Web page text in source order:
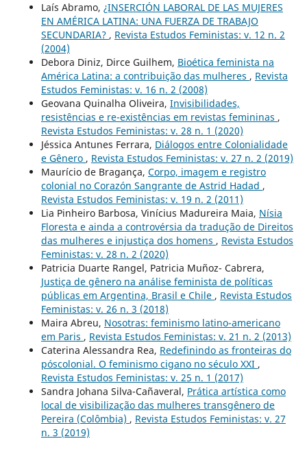
Laís Abramo, ¿INSERCIÓN LABORAL DE LAS MUJERES
EN AMÉRICA LATINA: UNA FUERZA DE TRABAJO
SECUNDARIA? , Revista Estudos Feministas: v. 12 n. 2
(2004)
Debora Diniz, Dirce Guilhem, Bioética feminista na
América Latina: a contribuição das mulheres , Revista
Estudos Feministas: v. 16 n. 2 (2008)
Geovana Quinalha Oliveira, Invisibilidades,
resistências e re-existências em revistas femininas ,
Revista Estudos Feministas: v. 28 n. 1 (2020)
Jéssica Antunes Ferrara, Diálogos entre Colonialidade
e Gênero , Revista Estudos Feministas: v. 27 n. 2 (2019)
Maurício de Bragança, Corpo, imagem e registro
colonial no Corazón Sangrante de Astrid Hadad ,
Revista Estudos Feministas: v. 19 n. 2 (2011)
Lia Pinheiro Barbosa, Vinícius Madureira Maia, Nísia
Floresta e ainda a controvérsia da tradução de Direitos
das mulheres e injustiça dos homens , Revista Estudos
Feministas: v. 28 n. 2 (2020)
Patricia Duarte Rangel, Patricia Muñoz- Cabrera,
Justiça de gênero na análise feminista de políticas
públicas em Argentina, Brasil e Chile , Revista Estudos
Feministas: v. 26 n. 3 (2018)
Maira Abreu, Nosotras: feminismo latino-americano
em Paris , Revista Estudos Feministas: v. 21 n. 2 (2013)
Caterina Alessandra Rea, Redefinindo as fronteiras do
póscolonial. O feminismo cigano no século XXI ,
Revista Estudos Feministas: v. 25 n. 1 (2017)
Sandra Johana Silva-Cañaveral, Prática artística como
local de visibilização das mulheres transgênero de
Pereira (Colômbia) , Revista Estudos Feministas: v. 27
n. 3 (2019)